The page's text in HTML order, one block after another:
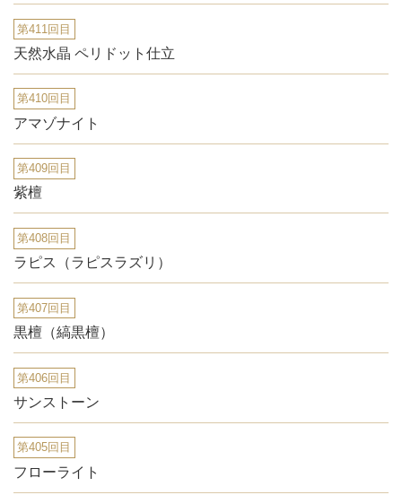
第411回目
天然水晶 ペリドット仕立
第410回目
アマゾナイト
第409回目
紫檀
第408回目
ラピス（ラピスラズリ）
第407回目
黒檀（縞黒檀）
第406回目
サンストーン
第405回目
フローライト